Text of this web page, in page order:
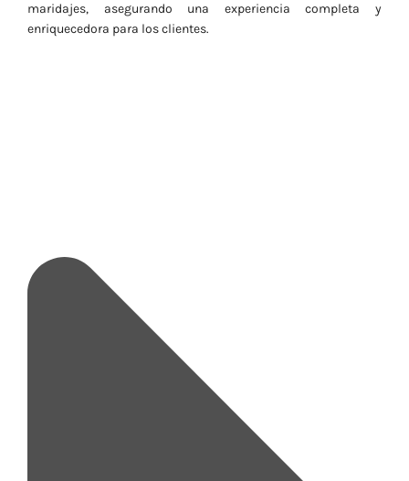
maridajes, asegurando una experiencia completa y
enriquecedora para los clientes.